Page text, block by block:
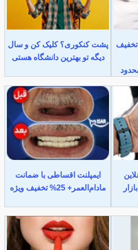
و 25% تخفیف
پشت کنکوری؟ کلیک کن و سال
دیگه تو بهترین دانشگاه هستی
ایمپلنت اقساطی با ضمانت
مادام‌العمر+ 25% تخفیف ویژه